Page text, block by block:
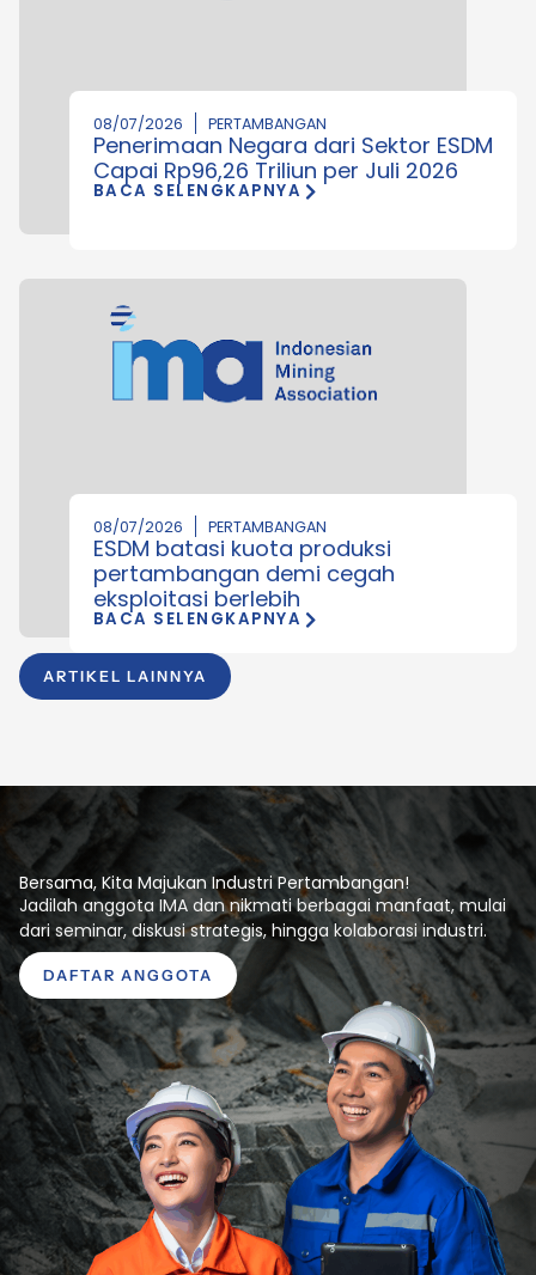
ARTIKEL LAINNYA
08/07/2026 PERTAMBANGAN
Penerimaan Negara dari Sektor ESDM
Capai Rp96,26 Triliun per Juli 2026
BACA SELENGKAPNYA
08/07/2026 PERTAMBANGAN
ESDM batasi kuota produksi
pertambangan demi cegah
eksploitasi berlebih
BACA SELENGKAPNYA
Bersama, Kita Majukan Industri Pertambangan!
Jadilah anggota IMA dan nikmati berbagai manfaat, mulai
dari seminar, diskusi strategis, hingga kolaborasi industri.
DAFTAR ANGGOTA